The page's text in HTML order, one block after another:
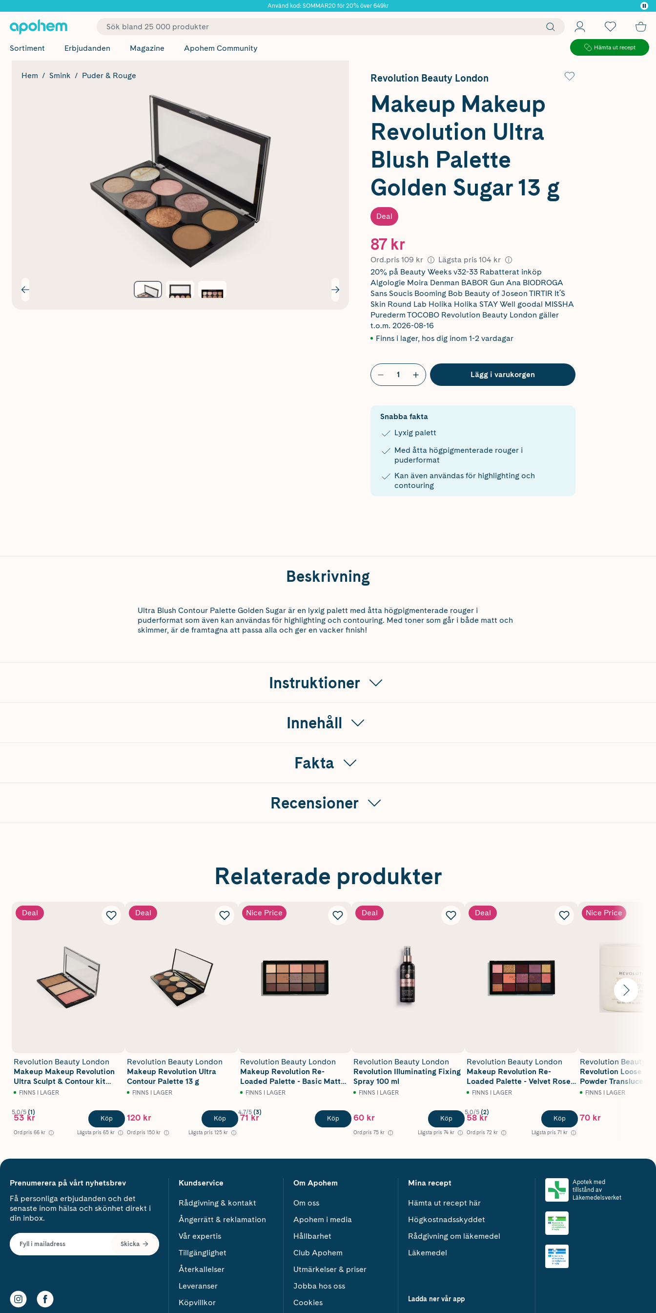
Använd kod: SOMMAR20 för 20% över 649kr
Sortiment Erbjudanden Magazine Apohem Community Hämta ut recept
Hem Smink Puder & Rouge Revolution Beauty London
Makeup Makeup
Revolution Ultra
Blush Palette
Golden Sugar 13 g
Deal
87 kr
Ord.pris 109 kr Lägsta pris 104 kr
20% på Beauty Weeks v32-33 Rabatterat inköp
Algologie Moira Denman BABOR Gun Ana BIODROGA
Sans Soucis Booming Bob Beauty of Joseon TIRTIR It´S
Skin Round Lab Holika Holika STAY Well goodal MISSHA
Purederm TOCOBO Revolution Beauty London gäller
t.o.m. 2026-08-16
Finns i lager, hos dig inom 1-2 vardagar
Lägg i varukorgen
Snabba fakta
Lyxig palett
Med åtta högpigmenterade rouger i
puderformat
Kan även användas för highlighting och
contouring
Beskrivning
Ultra Blush Contour Palette Golden Sugar är en lyxig palett med åtta högpigmenterade rouger i
puderformat som även kan användas för highlighting och contouring. Med toner som går i både matt och
skimmer, är de framtagna att passa alla och ger en vacker finish!
Instruktioner
Innehåll
Fakta
Recensioner
Relaterade produkter
Deal
Revolution Beauty London
Makeup Makeup Revolution
Ultra Sculpt & Contour kit
Ultra Fair C01 11 g
FINNS I LAGER
5.0/5 (1)
53 kr
Ord.pris 66 kr Lägsta pris 65 kr
Köp
Deal
Revolution Beauty London
Makeup Revolution Ultra
Contour Palette 13 g
FINNS I LAGER
120 kr
Ord.pris 150 kr Lägsta pris 125 kr
Köp
Nice Price
Revolution Beauty London
Makeup Revolution Re-
Loaded Palette - Basic Mattes
16,5 g
FINNS I LAGER
4.7/5 (3)
71 kr Köp
Deal
Revolution Beauty London
Revolution Illuminating Fixing
Spray 100 ml
FINNS I LAGER
60 kr
Ord.pris 75 kr Lägsta pris 74 kr
Köp
Deal
Revolution Beauty London
Makeup Revolution Re-
Loaded Palette - Velvet Rose
16,5 g
FINNS I LAGER
5.0/5 (2)
58 kr
Ord.pris 72 kr Lägsta pris 71 kr
Köp
Nice Price
Revolution Beauty
Revolution Loose
Powder Translucent
FINNS I LAGER
70 kr
Prenumerera på vårt nyhetsbrev
Få personliga erbjudanden och det
senaste inom hälsa och skönhet direkt i
din inbox.
Fyll i mailadress Skicka
Kundservice
Rådgivning & kontakt
Ångerrätt & reklamation
Vår expertis
Tillgänglighet
Återkallelser
Leveranser
Köpvillkor
Om Apohem
Om oss
Apohem i media
Hållbarhet
Club Apohem
Utmärkelser & priser
Jobba hos oss
Cookies
Mina recept
Hämta ut recept här
Högkostnadsskyddet
Rådgivning om läkemedel
Läkemedel
Ladda ner vår app
Apotek med
tillstånd av
Läkemedelsverket